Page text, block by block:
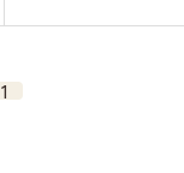
14:30
1